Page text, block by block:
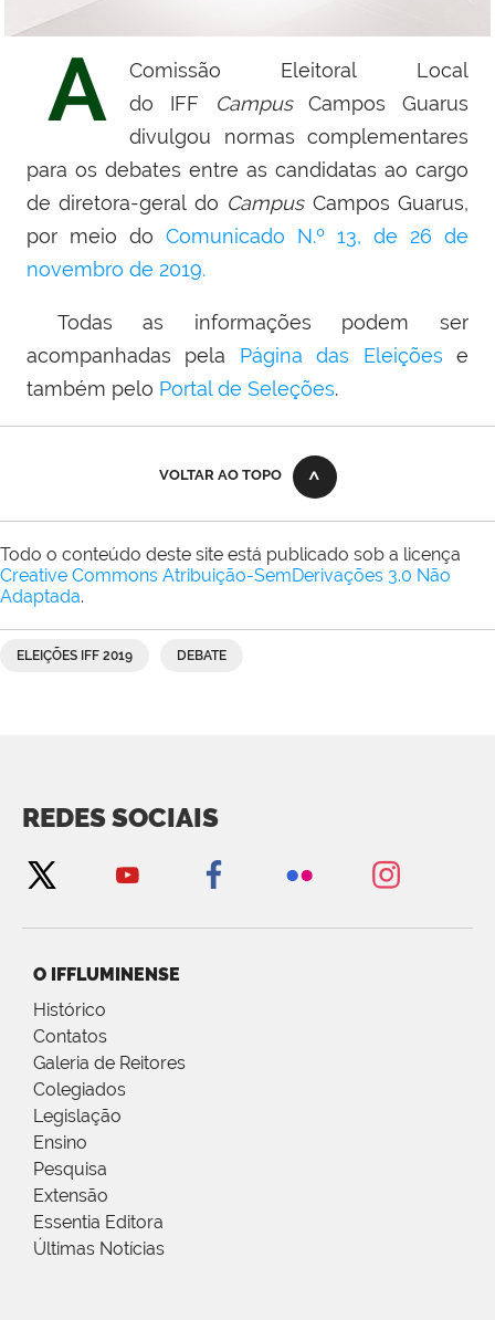
A Comissão Eleitoral Local
do IFF
CampusCampos Guarus
divulgou normas complementares
para os debates entre as candidatas ao cargo
de diretora-geral do CampusCampos Guarus,
por meio do Comunicado N.º 13, de 26 de
novembro de 2019.
Todas as informações podem ser
acompanhadas pela Página das Eleições e
também pelo Portal de Seleções.
VOLTAR AO TOPO
Todo o conteúdo deste site está publicado sob a licença
Creative Commons Atribuição-SemDerivações 3.0 Não
Adaptada.
ELEIÇÕES IFF 2019 DEBATE
REDES SOCIAIS
O IFFLUMINENSE
Histórico
Contatos
Galeria de Reitores
Colegiados
Legislação
Ensino
Pesquisa
Extensão
Essentia Editora
Últimas Notícias